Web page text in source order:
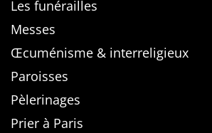
Les funérailles
Messes
Œcuménisme & interreligieux
Paroisses
Pèlerinages
Prier à Paris